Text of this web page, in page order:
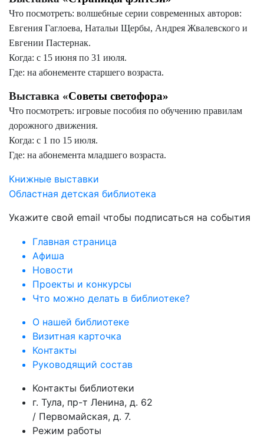
Что посмотреть: волшебные серии современных авторов:
Евгения Гаглоева, Натальи Щербы, Андрея Жвалевского и
Евгении Пастернак.
Когда: с 15 июня по 31 июля.
Где: на абонементе старшего возраста.
Выставка «Советы светофора»
Что посмотреть: игровые пособия по обучению правилам
дорожного движения.
Когда: с 1 по 15 июля.
Где: на абонемента младшего возраста.
Книжные выставки
Областная детская библиотека
Укажите свой email чтобы подписаться на события
Главная страница
Афиша
Новости
Проекты и конкурсы
Что можно делать в библиотеке?
О нашей библиотеке
Визитная карточка
Контакты
Руководящий состав
Контакты библиотеки
г. Тула, пр-т Ленина, д. 62
/ Первомайская, д. 7.
Режим работы